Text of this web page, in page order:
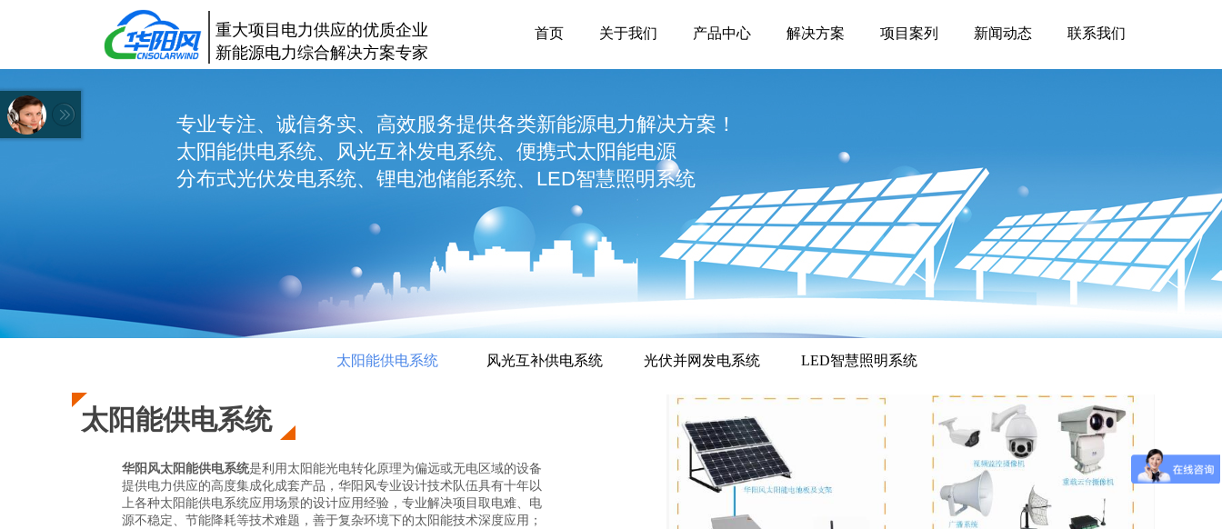
首页 关于我们 产品中心 解决方案 项目案列 新闻动态 联系我们
重大项目电力供应的优质企业
新能源电力综合解决方案专家
专业专注、诚信务实、高效服务提供各类新能源电力解决方案！
太阳能供电系统、风光互补发电系统、便携式太阳能电源
分布式光伏发电系统、锂电池储能系统、LED智慧照明系统
太阳能供电系统 风光互补供电系统 光伏并网发电系统 LED智慧照明系统
华阳风太阳能供电系统是利用太阳能光电转化原理为偏远或无电区域的设备
提供电力供应的高度集成化成套产品，华阳风专业设计技术队伍具有十年以
上各种太阳能供电系统应用场景的设计应用经验，专业解决项目取电难、电
源不稳定、节能降耗等技术难题，善于复杂环境下的太阳能技术深度应用；
太阳能供电系统